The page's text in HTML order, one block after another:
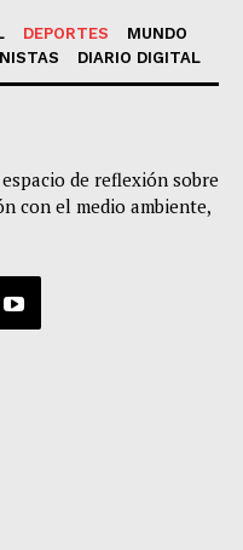
DEPORTES
MUNDO
DIARIO DIGITAL
de reflexión sobre
con el medio ambiente,